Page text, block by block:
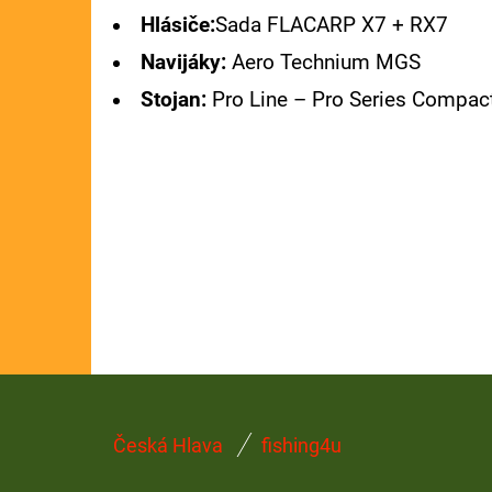
Hlásiče:Sada FLACARP X7 + RX7
Navijáky: Aero Technium MGS
Stojan: Pro Line – Pro Series
GIANTS FISHING KAPROVÝ NÁVAZEC
BOILIE RIG PLUS 25LB
72 Kč
Původně: 79 Kč
Česká Hlava fishing4u